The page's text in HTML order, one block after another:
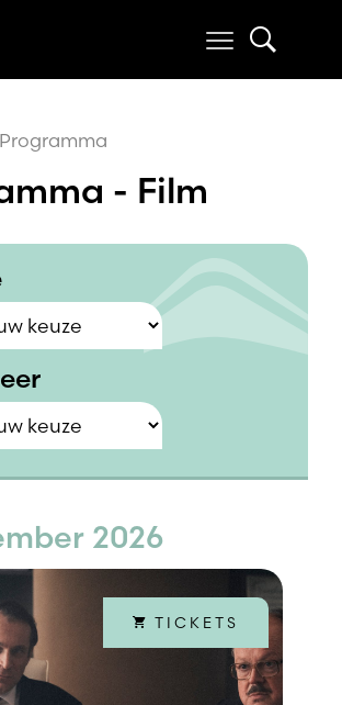
- Film
2026
TICKETS